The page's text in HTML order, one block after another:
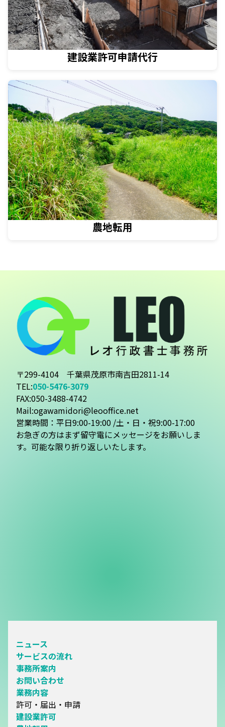
建設業許可申請代行
農地転用
〒299-4104 千葉県茂原市南吉田2811-14
TEL:050-5476-3079
FAX:050-3488-4742
Mail:ogawamidori@leooffice.net
営業時間：平日9:00-19:00 /土・日・祝9:00-17:00
お急ぎの方はまず留守電にメッセージをお願いしま
す。可能な限り折り返しいたします。
ニュース
サービスの流れ
事務所案内
お問い合わせ
業務内容
許可・届出・申請
建設業許可